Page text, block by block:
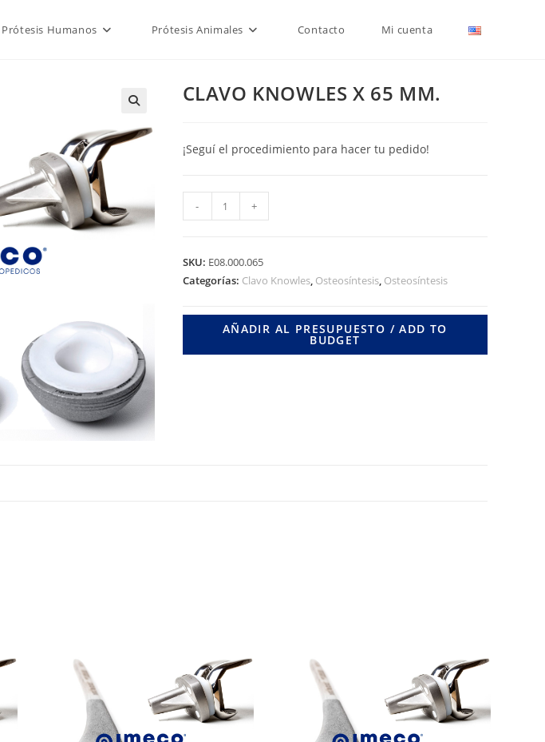
Prótesis Humanos Prótesis Animales Contacto Mi cuenta
CLAVO KNOWLES X 65 MM.
¡Seguí el procedimiento para hacer tu pedido!
KNOWLES
65
MM.
- +
SKU: E08.000.065
Categorías: Clavo Knowles, Osteosíntesis, Osteosíntesis
AÑADIR AL PRESUPUESTO / ADD TO
BUDGET